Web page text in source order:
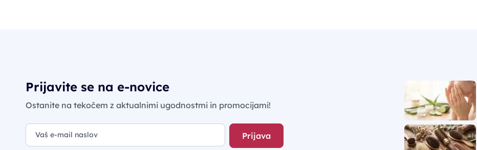
Prijavite se na e-novice
Ostanite na tekočem z aktualnimi ugodnostmi in promocijami!
Prijava